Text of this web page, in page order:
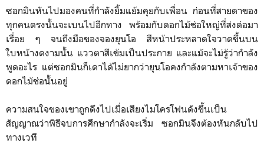
ซอกมินหันไปมองคนที่กำลังยิ้มแย้มคุยกับเพื่อน ก่อนที่สายตาของ
ทุกคนตรงนั้นจะเบนไปอีกทาง พร้อมกับดอกไม้ช่อใหญ่ที่ส่งต่อมา
เรื่อย ๆ จนถึงมือของจองยุนโอ สีหน้าประหลาดใจวาดขึ้นบน
ใบหน้างดงามนั้น แววตาสีเข้มเป็นประกาย และแม้จะไม่รู้ว่ากำลัง
พูดอะไร แต่ซอกมินก็เดาได้ไม่ยากว่ายุนโอคงกำลังตามหาเจ้าของ
ดอกไม้ช่อนั้นอยู่
ความสนใจของเขาถูกดึงไปเมื่อเสียงไมโครโฟนดังขึ้นเป็น
สัญญาณว่าพิธีจบการศึกษากำลังจะเริ่ม ซอกมินจึงต้องหันกลับไป
ทางเวที